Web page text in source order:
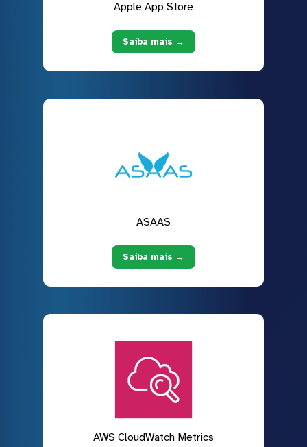
Apple App Store
Saiba mais →
ASAAS
Saiba mais →
AWS CloudWatch Metrics